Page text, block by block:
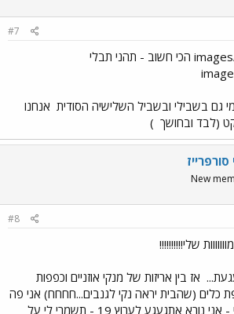
#7
../images/Emo163.gif הכי חשוב - תהני תבלי
גם בשבילי ובשביל השלישיה הסודית אנחנו
(לבד ובחושך )
סורפרייז
New
#8
שלי!!!!!!!!!!
אז בין אריזות של מנקי אוזניים וכפפות
כלים (שהבית יראה נקי לגנבים...חחחח) אני פה
מתגנבת... דפי - אני נורא אתגעגע לערוץ 19 - תשמרי לי על